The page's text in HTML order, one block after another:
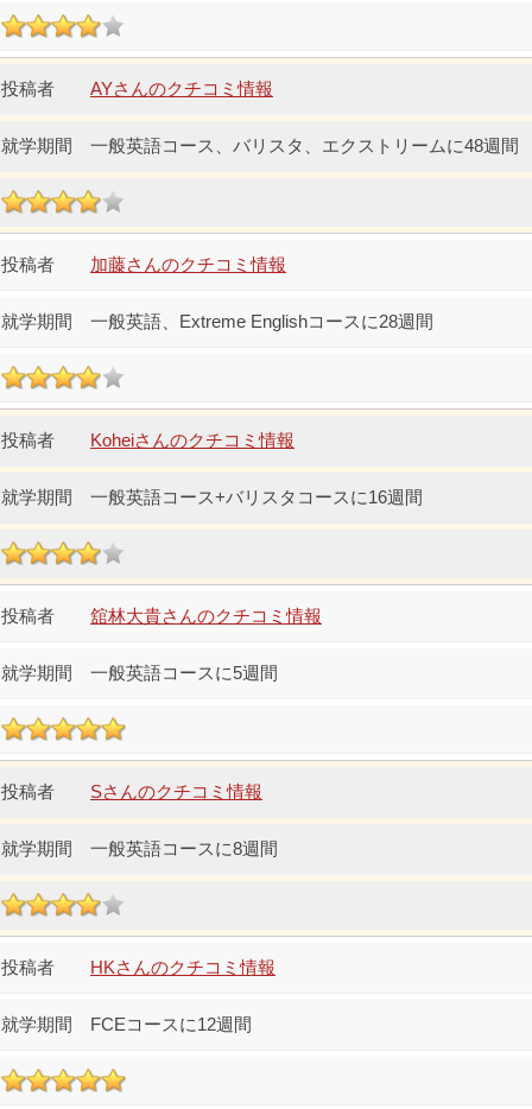
AYさんのクチコミ情報
一般英語コース、バリスタ、エクストリームに48週間
加藤さんのクチコミ情報
一般英語、Extreme Englishコースに28週間
Koheiさんのクチコミ情報
一般英語コース+バリスタコースに16週間
舘林大貴さんのクチコミ情報
一般英語コースに5週間
Sさんのクチコミ情報
一般英語コースに8週間
HKさんのクチコミ情報
FCEコースに12週間